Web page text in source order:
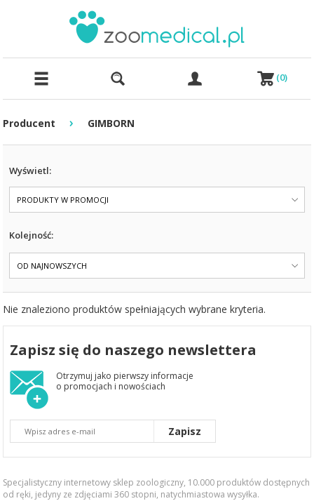
(0)
Producent › GIMBORN
Wyświetl:
PRODUKTY W PROMOCJI
Kolejność:
OD NAJNOWSZYCH
Nie znaleziono produktów spełniających wybrane kryteria.
Zapisz się do naszego newslettera
Otrzymuj jako pierwszy informacje
o promocjach i nowościach
Zapisz
Specjalistyczny internetowy sklep zoologiczny, 10.000 produktów dostępnych
od ręki, jedyny ze zdjęciami 360 stopni, natychmiastowa wysyłka.